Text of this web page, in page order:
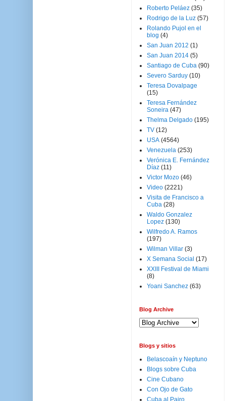
Roberto Peláez (35)
Rodrigo de la Luz (57)
Rolando Pujol en el
blog (4)
San Juan 2012 (1)
San Juan 2014 (5)
Santiago de Cuba (90)
Severo Sarduy (10)
Teresa Dovalpage
(15)
Teresa Fernández
Soneira (47)
Thelma Delgado (195)
TV (12)
USA (4564)
Venezuela (253)
Verónica E. Fernández
Díaz (11)
Victor Mozo (46)
Video (2221)
Visita de Francisco a
Cuba (28)
Waldo Gonzalez
Lopez (130)
Wilfredo A. Ramos
(197)
Wilman Villar (3)
X Semana Social (17)
XXIII Festival de Miami
(8)
Yoani Sanchez (63)
Blog Archive
Blogs y sitios
Belascoaín y Neptuno
Blogs sobre Cuba
Cine Cubano
Con Ojo de Gato
Cuba al Pairo